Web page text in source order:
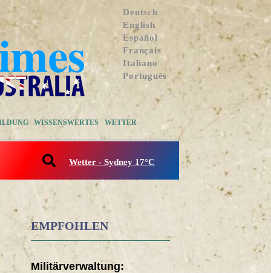
Deutsch
English
Español
Français
Italiano
Português
WISSENSWERTES WETTER
Wetter - Sydney 17°C
EMPFOHLEN
Militärverwaltung: